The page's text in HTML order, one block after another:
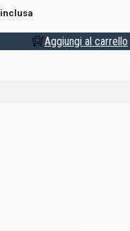
Aggiungi al carrello